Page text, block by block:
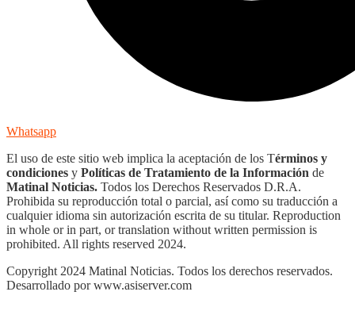
Whatsapp
El uso de este sitio web implica la aceptación de los Términos y
condiciones y Políticas de Tratamiento de la Información de
Matinal Noticias. Todos los Derechos Reservados D.R.A.
Prohibida su reproducción total o parcial, así como su traducción a
cualquier idioma sin autorización escrita de su titular. Reproduction
in whole or in part, or translation without written permission is
prohibited. All rights reserved 2024.
Copyright 2024 Matinal Noticias. Todos los derechos reservados.
Desarrollado por www.asiserver.com